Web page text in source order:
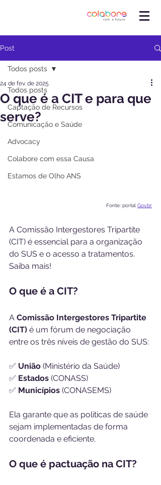
Post
Todos posts
Captação de Recursos
Comunicação e Saúde
Advocacy
Colabore com essa Causa
Estamos de Olho ANS
Todos posts
O que é a CIT e para que
serve?
24 de fev. de 2025
Fonte: portal Gov.br
A Comissão Intergestores Tripartite
(CIT) é essencial para a organização
do SUS e o acesso a tratamentos.
Saiba mais!
O que é a CIT?
A Comissão Intergestores Tripartite
(CIT) é um fórum de negociação
entre os três níveis de gestão do SUS:
✅ União (Ministério da Saúde)
✅ Estados (CONASS)
✅ Municípios (CONASEMS)
Ela garante que as políticas de saúde
sejam implementadas de forma
coordenada e eficiente.
O que é pactuação na CIT?